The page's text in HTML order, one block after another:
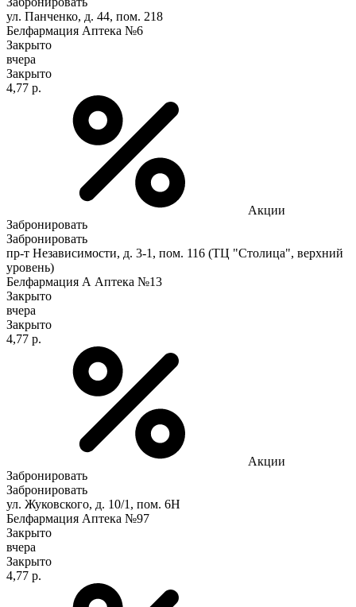
ул. Панченко, д. 44, пом. 218
Белфармация Аптека №6
Закрыто
вчера
Закрыто
4,77 р.
Акции
Забронировать
Забронировать
пр-т Независимости, д. 3-1, пом. 116 (ТЦ "Столица", верхний
уровень)
Белфармация А Аптека №13
Закрыто
вчера
Закрыто
4,77 р.
Акции
Забронировать
Забронировать
ул. Жуковского, д. 10/1, пом. 6Н
Белфармация Аптека №97
Закрыто
вчера
Закрыто
4,77 р.